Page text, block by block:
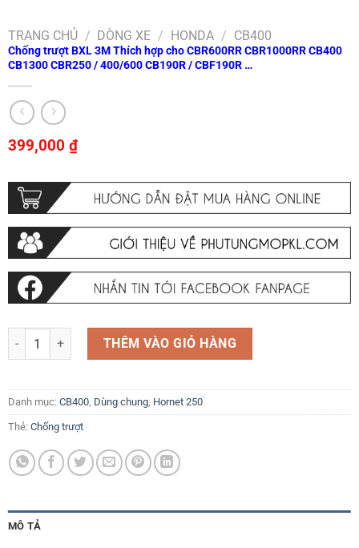
TRANG CHỦ / DÒNG XE / HONDA / CB400
Chống trượt BXL 3M Thích hợp cho CBR600RR CBR1000RR CB400
CB1300 CBR250 / 400/600 CB190R / CBF190R …
399,000 ₫
Chống trượt BXL 3M Thích hợp cho CBR600RR CBR1000RR CB400
THÊM VÀO GIỎ HÀNG
Danh mục: CB400, Dùng chung, Hornet 250
Thẻ: Chống trượt
MÔ TẢ